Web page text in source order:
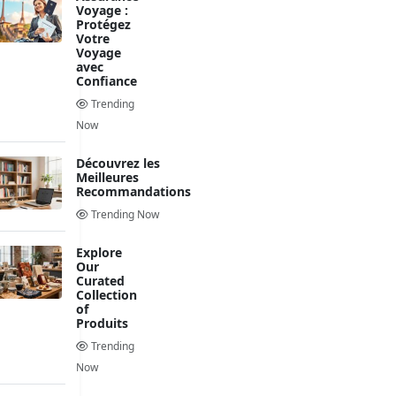
Voyage :
Protégez
Votre
Voyage
avec
Confiance
Trending
Now
Découvrez les
Meilleures
Recommandations
Trending Now
Explore
Our
Curated
Collection
of
Produits
Trending
Now